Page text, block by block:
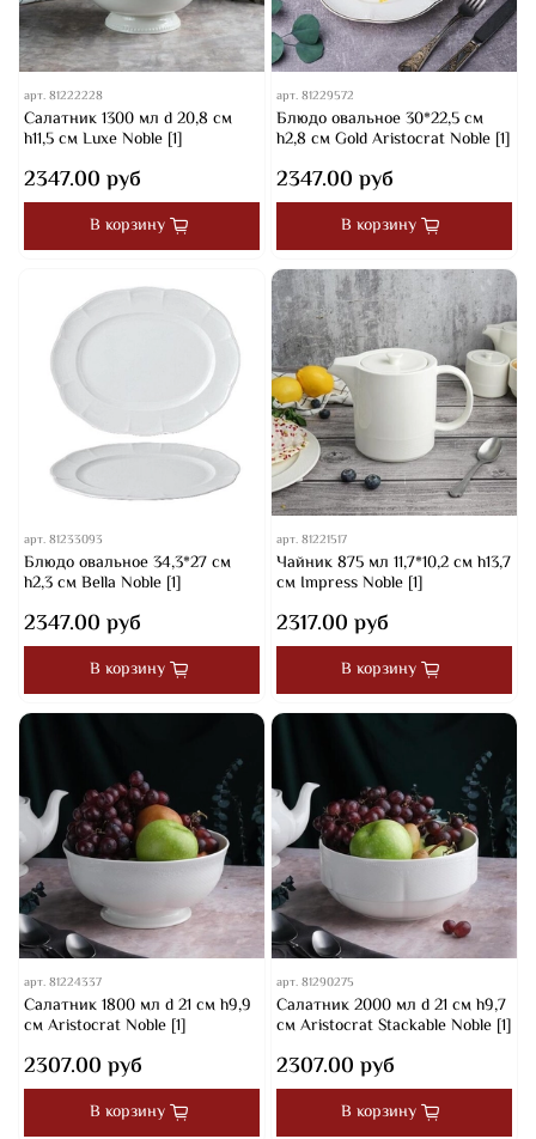
арт.81222228
Салатник 1300 мл d 20,8 см
h11,5 см Luxe Noble [1]
2347.00 руб
В корзину
арт.81229572
Блюдо овальное 30*22,5 см
h2,8 см Gold Aristocrat Noble [1]
2347.00 руб
В корзину
арт.81233093
Блюдо овальное 34,3*27 см
h2,3 см Bella Noble [1]
2347.00 руб
В корзину
арт.81221517
Чайник 875 мл 11,7*10,2 см h13,7
см Impress Noble [1]
2317.00 руб
В корзину
арт.81224337
Салатник 1800 мл d 21 см h9,9
см Aristocrat Noble [1]
2307.00 руб
В корзину
арт.81290275
Салатник 2000 мл d 21 см h9,7
см Aristocrat Stackable Noble [1]
2307.00 руб
В корзину